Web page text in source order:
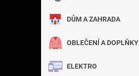
DŮM A ZAHRADA
OBLEČENÍ A DOPLŇKY
ELEKTRO